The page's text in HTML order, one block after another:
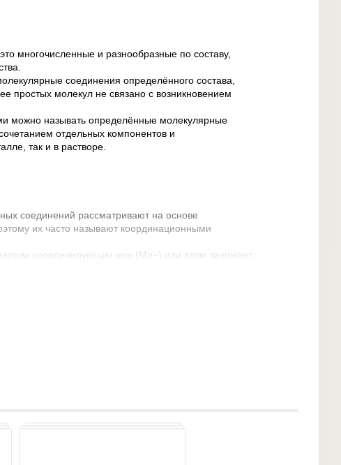
многочисленные и разнообразные по составу,
соединения определённого состава,
простых молекул не связано с возникновением
можно называть определённые молекулярные
отдельных компонентов и
так и в растворе.
соединений рассматривают на основе
их часто называют координационными
координирующих ион (Мn+) или атом занимает